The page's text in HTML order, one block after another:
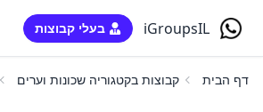
iGroupsIL בעלי קבוצות
דף הבית קבוצות בקטגוריה שכונות וערים